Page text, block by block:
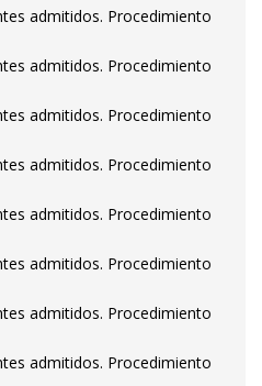
admitidos. Procedimiento
admitidos. Procedimiento
admitidos. Procedimiento
admitidos. Procedimiento
admitidos. Procedimiento
admitidos. Procedimiento
admitidos. Procedimiento
admitidos. Procedimiento